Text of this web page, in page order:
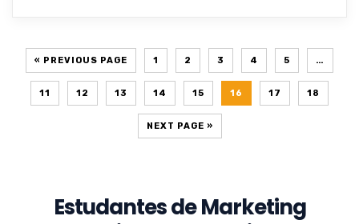
« PREVIOUS PAGE 1 2 3 4 5 …
11 12 13 14 15 16 17 18
NEXT PAGE »
Estudantes de Marketing